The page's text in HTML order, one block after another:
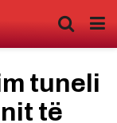
tuneli
të